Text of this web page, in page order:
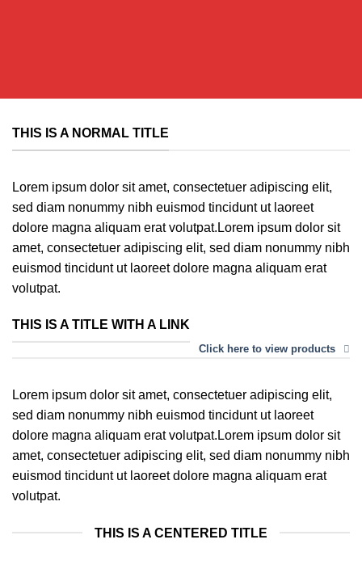
THIS IS A NORMAL TITLE
Lorem ipsum dolor sit amet, consectetuer adipiscing elit,
sed diam nonummy nibh euismod tincidunt ut laoreet
dolore magna aliquam erat volutpat.Lorem ipsum dolor sit
amet, consectetuer adipiscing elit, sed diam nonummy nibh
euismod tincidunt ut laoreet dolore magna aliquam erat
volutpat.
THIS IS A TITLE WITH A LINK
Click here to view products
Lorem ipsum dolor sit amet, consectetuer adipiscing elit,
sed diam nonummy nibh euismod tincidunt ut laoreet
dolore magna aliquam erat volutpat.Lorem ipsum dolor sit
amet, consectetuer adipiscing elit, sed diam nonummy nibh
euismod tincidunt ut laoreet dolore magna aliquam erat
volutpat.
THIS IS A CENTERED TITLE